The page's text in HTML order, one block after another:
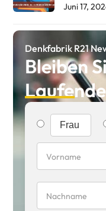
Juni 17,
Denkfabrik R21
Bleiben
Frau